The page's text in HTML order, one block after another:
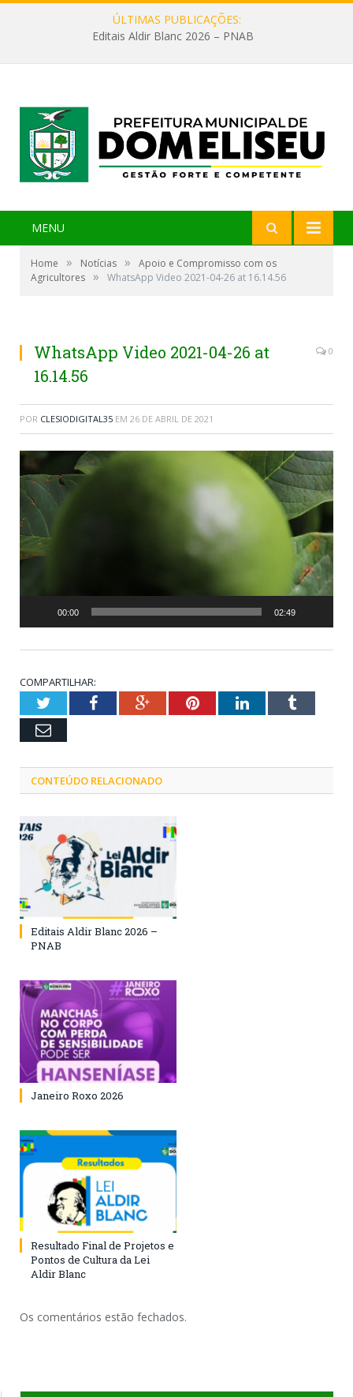
ÚLTIMAS PUBLICAÇÕES:
Editais Aldir Blanc 2026 – PNAB
MENU
Home » Notícias »
Apoio e Compromisso com os
Agricultores » WhatsApp Video 2021-04-26 at 16.14.56
WhatsApp Video 2021-04-26 at
16.14.56
0
POR CLESIODIGITAL35 EM 26 DE ABRIL DE 2021
Tocador
de
vídeo
00:00 02:49
COMPARTILHAR:
TwitterFacebookGoogle+PinterestLinkedInTumblr
Email
CONTEÚDO RELACIONADO
Editais Aldir Blanc 2026 –
PNAB
Janeiro Roxo 2026
Resultado Final de Projetos e
Pontos de Cultura da Lei
Aldir Blanc
Os comentários estão fechados.